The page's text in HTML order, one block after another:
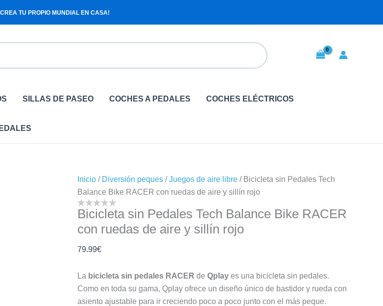
TU PROPIO MUNDIAL EN CASA!
SILLAS DE PASEO COCHES A PEDALES COCHES ELÉCTRICOS
Inicio / Diversión peques /Juegos de aire libre / Bicicleta sin Pedales Tech
Balance Bike RACER con ruedas de aire y sillín rojo
Bicicleta sin Pedales Tech Balance Bike RACER
con ruedas de aire y sillín rojo
79.99€
La bicicleta sin pedales RACER de Qplay es una bicicleta sin pedales.
Como en toda su gama, Qplay ofrece un diseño único de bastidor y rueda con
asiento ajustable para ir creciendo poco a poco junto con el más peque.